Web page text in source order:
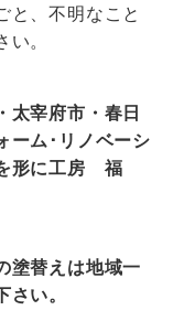
と、不明なこと
。
太宰府市・春日
ーム ･ リノベーシ
形に工房 福
塗替えは地域一
い。